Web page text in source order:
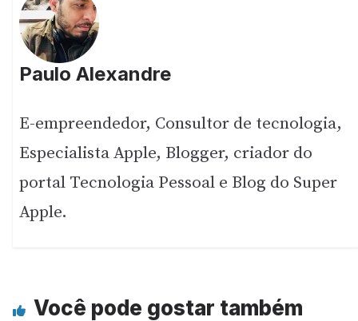
Paulo Alexandre
E-empreendedor, Consultor de tecnologia,
Especialista Apple, Blogger, criador do
portal Tecnologia Pessoal e Blog do Super
Apple.
Você pode gostar também